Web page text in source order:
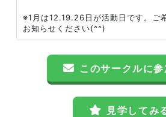
※1月は12.19.26日が活動日です。ご
お知らせください(^^)
このサークルに参
見学してみ